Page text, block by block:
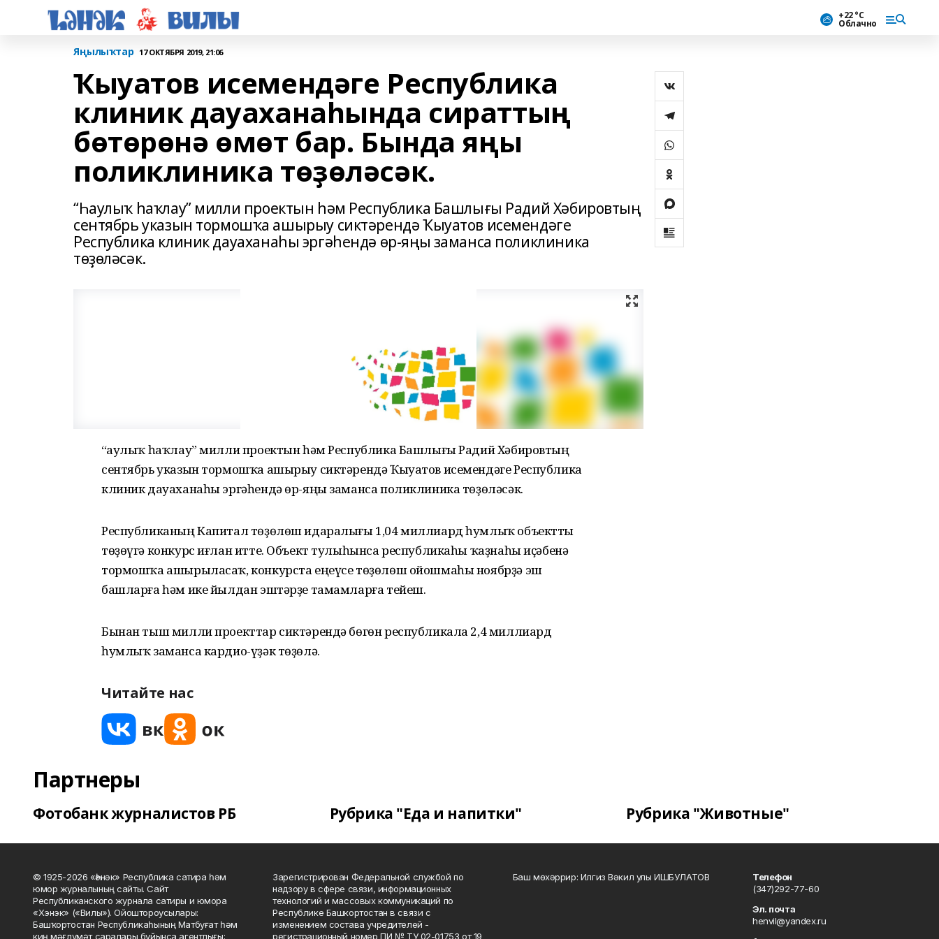
+22 °С
Облачно
Яңылыҡтар 17 ОКТЯБРЯ 2019, 21:06
Ҡыуатов исемендәге Республика
клиник дауаханаһында сираттың
бөтөрөнә өмөт бар. Бында яңы
поликлиника төҙөләсәк.
“Һаулыҡ һаҡлау” милли проектын һәм Республика Башлығы Радий Хәбировтың
сентябрь указын тормошҡа ашырыу сиктәрендә Ҡыуатов исемендәге
Республика клиник дауаханаһы эргәһендә өр-яңы заманса поликлиника
төҙөләсәк.
“Һаулыҡ һаҡлау” милли проектын һәм Республика Башлығы Радий Хәбировтың
сентябрь указын тормошҡа ашырыу сиктәрендә Ҡыуатов исемендәге Республика
клиник дауаханаһы эргәһендә өр-яңы заманса поликлиника төҙөләсәк.
Республиканың Капитал төҙөлөш идаралығы 1,04 миллиард һумлыҡ объектты
төҙөүгә конкурс иғлан итте. Объект тулыһынса республикаһы ҡаҙнаһы иҫәбенә
тормошҡа ашырыласаҡ, конкурста еңеүсе төҙөлөш ойошмаһы ноябрҙә эш
башларға һәм ике йылдан эштәрҙе тамамларға тейеш.
Бынан тыш милли проекттар сиктәрендә бөгөн республикала 2,4 миллиард
һумлыҡ заманса кардио-үҙәк төҙөлә.
Читайте нас
Партнеры
Фотобанк журналистов РБ Рубрика "Еда и напитки" Рубрика "Животные"
© 1925-2026 «Һәнәк» Республика сатира һәм
юмор журналының сайты. Сайт
Республиканского журнала сатиры и юмора
«Хэнэк» («Вилы»). Ойоштороусылары:
Башҡортостан Республикаһының Матбуғат һәм
киң мәғлүмәт саралары буйынса агентлығы;
Зарегистрирован Федеральной службой по
надзору в сфере связи, информационных
технологий и массовых коммуникаций по
Республике Башкортостан в связи с
изменением состава учредителей -
регистрационный номер ПИ № ТУ 02-01753 от 19
Баш мөхәррир: Илгиз Вәкил улы ИШБУЛАТОВ
Телефон
(347)292-77-60
Эл. почта
henvil@yandex.ru